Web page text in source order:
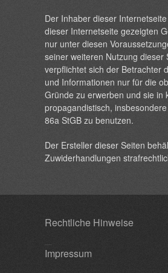
Der Inhaber dieser
dieser Internetseite gezeigten
nur unter diesen
seiner weiteren Nutzung dieser
verpflichtet sich der Betrachter
und Informationen nur für die
Gründe zu erwerben und sie in
propagandistisch,
86a StGB zu benutzen.
Der Ersteller dieser Seiten
Zuwiderhandlungen
Rechtliche Hinweise
Impressum